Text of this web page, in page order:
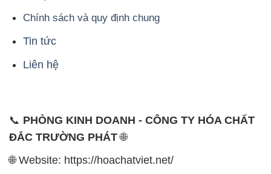
Chính sách và quy định chung
Tin tức
Liên hệ
📞 PHÒNG KINH DOANH - CÔNG TY HÓA CHẤT
ĐẮC TRƯỜNG PHÁT🌐
🌐 Website: https://hoachatviet.net/